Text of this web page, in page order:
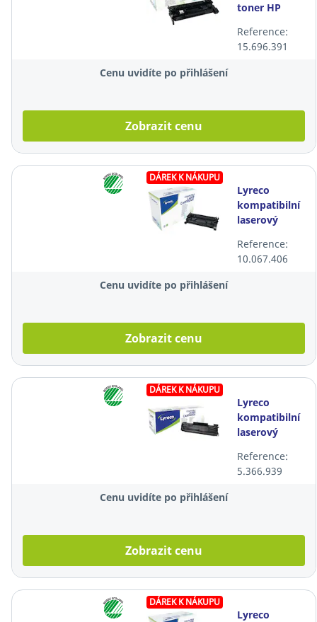
toner HP
Reference:
15.696.391
Cenu uvidíte po přihlášení
Zobrazit cenu
DÁREK K NÁKUPU
Lyreco
kompatibilní
laserový
(CF226A),
černý
Reference:
10.067.406
Cenu uvidíte po přihlášení
Zobrazit cenu
DÁREK K NÁKUPU
Lyreco
kompatibilní
laserový
(CE278A),
černý
Reference:
5.366.939
Cenu uvidíte po přihlášení
Zobrazit cenu
DÁREK K NÁKUPU
Lyreco